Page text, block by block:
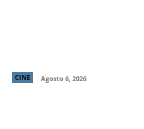
CINE Agosto 6, 2026